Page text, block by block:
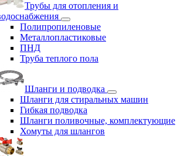
Трубы для отопления и
Полипропиленовые
Металлопластиковые
ПНД
Труба теплого пола
Шланги и подводка
Шланги для стиральных машин
Гибкая подводка
Шланги поливочные, комплектующие
Хомуты для шлангов